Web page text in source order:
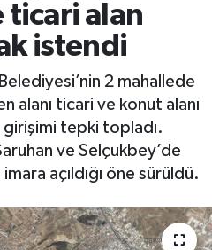
ticari alan
istendi
2 mahallede
alanı ticari ve konut alanı
girişimi tepki topladı.
ve Selçukbey’de
imara açıldığı öne sürüldü.